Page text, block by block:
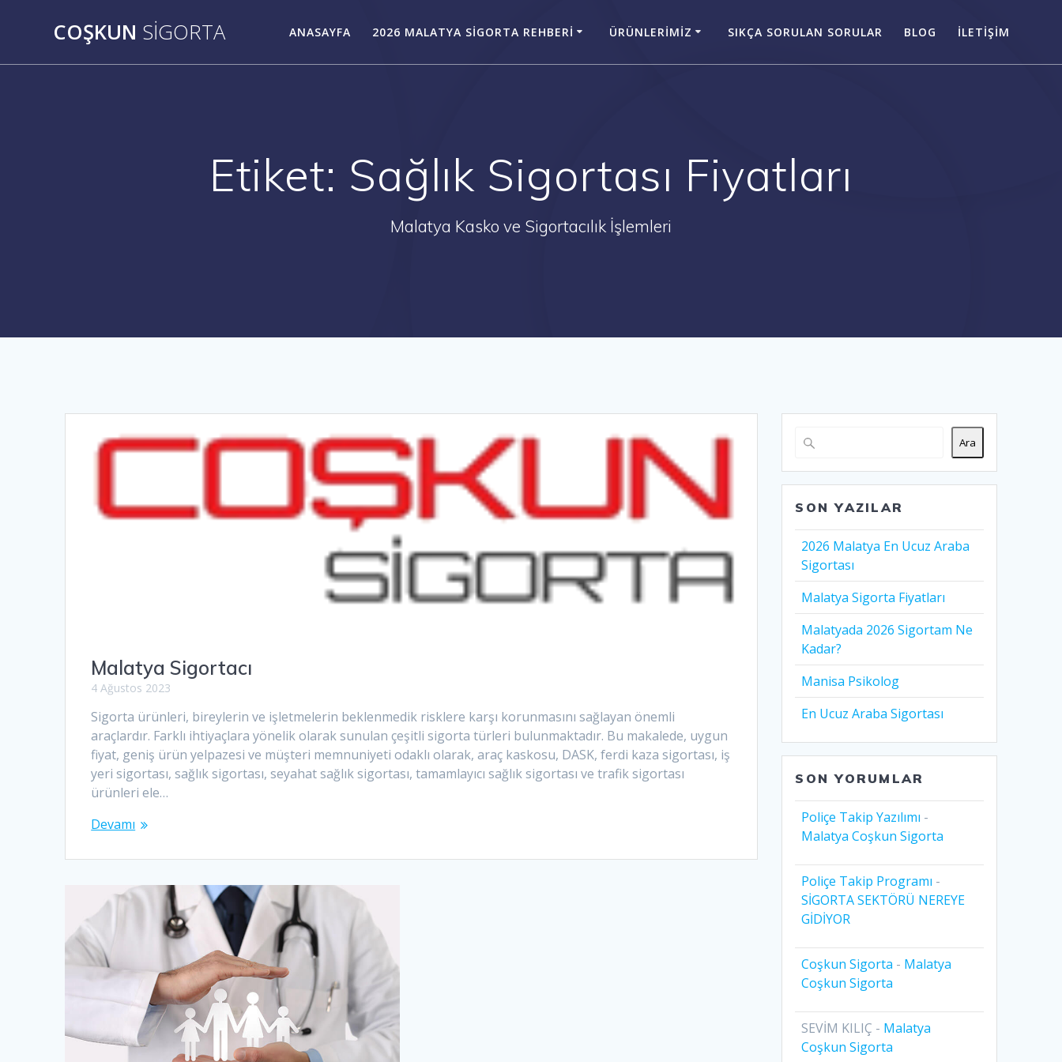
COŞKUN SIGORTA ANASAYFA 2026 MALATYA SIGORTA REHBERI ÜRÜNLERIMIZ SIKÇA SORULAN SORULAR BLOG İLETIŞIM
Etiket: Sağlık Sigortası Fiyatları
Malatya Kasko ve Sigortacılık İşlemleri
Malatya Sigortacı
4 Ağustos 2023
Sigorta ürünleri, bireylerin ve işletmelerin beklenmedik risklere karşı korunmasını sağlayan önemli
araçlardır. Farklı ihtiyaçlara yönelik olarak sunulan çeşitli sigorta türleri bulunmaktadır. Bu makalede, uygun
fiyat, geniş ürün yelpazesi ve müşteri memnuniyeti odaklı olarak, araç kaskosu, DASK, ferdi kaza sigortası, iş
yeri sigortası, sağlık sigortası, seyahat sağlık sigortası, tamamlayıcı sağlık sigortası ve trafik sigortası
ürünleri ele…
Devamı
Ara
SON YAZILAR
2026 Malatya En Ucuz Araba
Sigortası
Malatya Sigorta Fiyatları
Malatyada 2026 Sigortam Ne
Kadar?
Manisa Psikolog
En Ucuz Araba Sigortası
SON YORUMLAR
Poliçe Takip Yazılımı -
Malatya Coşkun Sigorta
Poliçe Takip Programı -
SİGORTA SEKTÖRÜ NEREYE
GİDİYOR
Coşkun Sigorta - Malatya
Coşkun Sigorta
SEVİM KILIÇ - Malatya
Coşkun Sigorta